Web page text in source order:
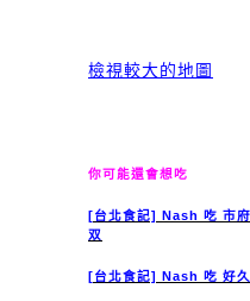
檢視較大的地圖
你可能還會想吃
[台北食記] Nash 吃 市
双
[台北食記] Nash 吃 好